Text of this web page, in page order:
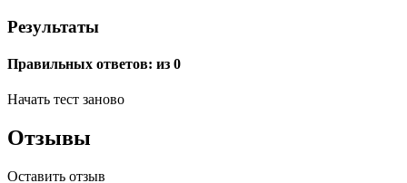
Результаты
Правильных ответов: из 0
Начать тест заново
Отзывы
Оставить отзыв